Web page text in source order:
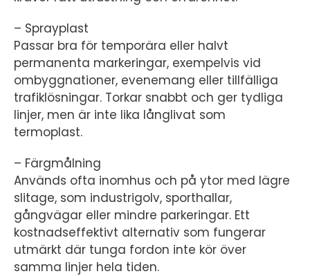
– Sprayplast
Passar bra för temporära eller halvt
permanenta markeringar, exempelvis vid
ombyggnationer, evenemang eller tillfälliga
trafiklösningar. Torkar snabbt och ger tydliga
linjer, men är inte lika långlivat som
termoplast.
– Färgmålning
Används ofta inomhus och på ytor med lägre
slitage, som industrigolv, sporthallar,
gångvägar eller mindre parkeringar. Ett
kostnadseffektivt alternativ som fungerar
utmärkt där tunga fordon inte kör över
samma linjer hela tiden.